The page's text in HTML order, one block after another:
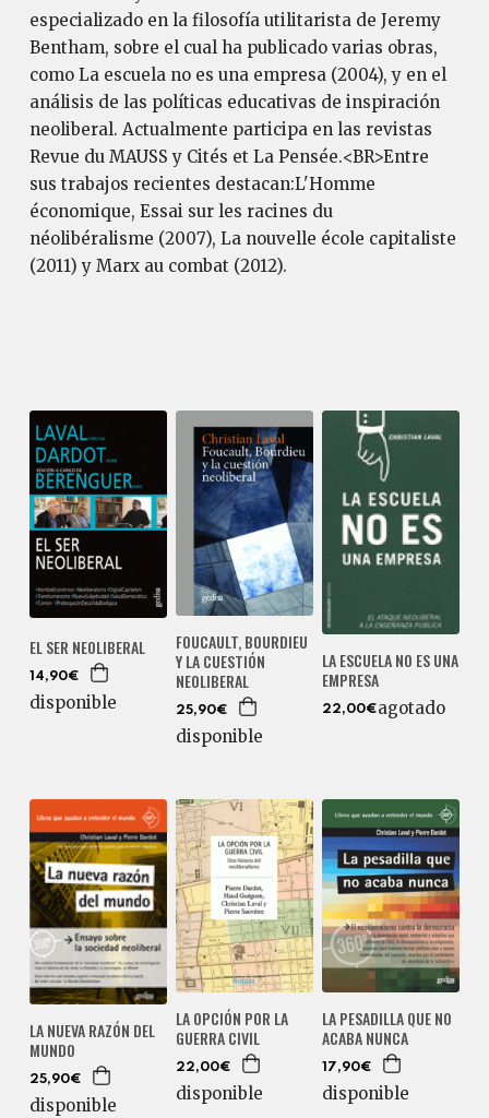
especializado en la filosofía utilitarista de Jeremy
Bentham, sobre el cual ha publicado varias obras,
como La escuela no es una empresa (2004), y en el
análisis de las políticas educativas de inspiración
neoliberal. Actualmente participa en las revistas
Revue du MAUSS y Cités et La Pensée.<BR>Entre
sus trabajos recientes destacan:L'Homme
économique, Essai sur les racines du
néolibéralisme (2007), La nouvelle école capitaliste
(2011) y Marx au combat (2012).
EL SER NEOLIBERAL
14,90€
disponible
FOUCAULT, BOURDIEU
Y LA CUESTIÓN
NEOLIBERAL
25,90€
disponible
LA ESCUELA NO ES UNA
EMPRESA
22,00€agotado
LA NUEVA RAZÓN DEL
MUNDO
25,90€
disponible
LA OPCIÓN POR LA
GUERRA CIVIL
22,00€
disponible
LA PESADILLA QUE NO
ACABA NUNCA
17,90€
disponible